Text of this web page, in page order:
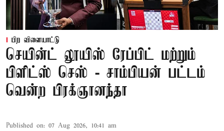
பிற விளையாட்டு
செயின்ட் லூயிஸ் ரேப்பிட் மற்றும்
பிளிட்ஸ் செஸ் - சாம்பியன் பட்டம்
வென்ற பிரக்ஞானந்தா
Published on: 07 Aug 2026, 10:41 am